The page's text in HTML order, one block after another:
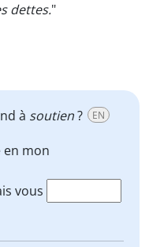
dettes."
à soutien? EN
en mon
vous